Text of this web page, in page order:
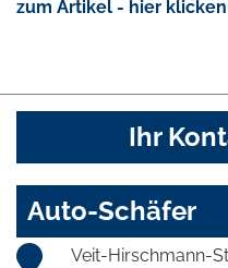
zum Artikel - hier
Ihr
Auto-Schäfer
Veit-Hirschmann-